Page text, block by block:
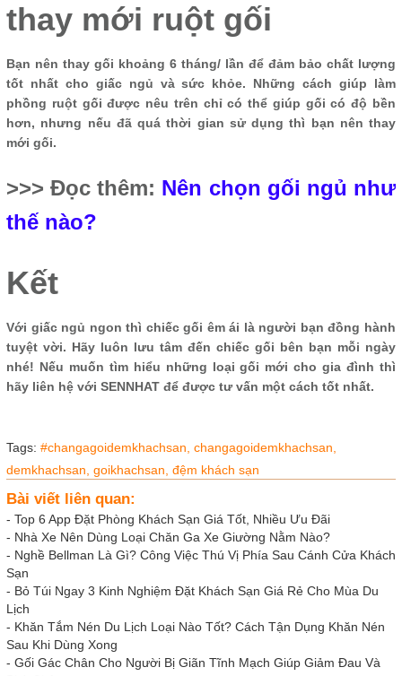
thay mới ruột gối
Bạn nên thay gối khoảng 6 tháng/ lần để đảm bảo chất lượng
tốt nhất cho giấc ngủ và sức khỏe. Những cách giúp làm
phồng ruột gối được nêu trên chỉ có thể giúp gối có độ bền
hơn, nhưng nếu đã quá thời gian sử dụng thì bạn nên thay
mới gối.
>>> Đọc thêm: Nên chọn gối ngủ như
thế nào?
Kết
Với giấc ngủ ngon thì chiếc gối êm ái là người bạn đồng hành
tuyệt vời. Hãy luôn lưu tâm đến chiếc gối bên bạn mỗi ngày
nhé! Nếu muốn tìm hiểu những loại gối mới cho gia đình thì
hãy liên hệ với SENNHAT để được tư vấn một cách tốt nhất.
Tags: #changagoidemkhachsan, changagoidemkhachsan,
demkhachsan, goikhachsan, đệm khách sạn
Bài viết liên quan:
- Top 6 App Đặt Phòng Khách Sạn Giá Tốt, Nhiều Ưu Đãi
- Nhà Xe Nên Dùng Loại Chăn Ga Xe Giường Nằm Nào?
- Nghề Bellman Là Gì? Công Việc Thú Vị Phía Sau Cánh Cửa Khách
Sạn
- Bỏ Túi Ngay 3 Kinh Nghiệm Đặt Khách Sạn Giá Rẻ Cho Mùa Du
Lịch
- Khăn Tắm Nén Du Lịch Loại Nào Tốt? Cách Tận Dụng Khăn Nén
Sau Khi Dùng Xong
- Gối Gác Chân Cho Người Bị Giãn Tĩnh Mạch Giúp Giảm Đau Và